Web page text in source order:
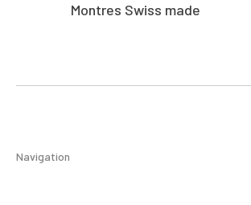
Montres Swiss made
Navigation